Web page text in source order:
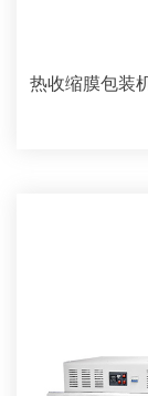
热收缩膜包装